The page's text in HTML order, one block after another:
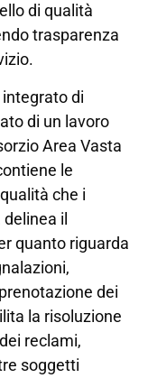
di qualità
trasparenza
di
di un lavoro
Area Vasta
le
che i
il
quanto riguarda
dei
la risoluzione
reclami,
soggetti